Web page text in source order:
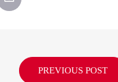
PREVIOUS POST